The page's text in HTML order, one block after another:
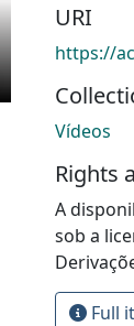
URI
https://
Vídeos
Rights
A
sob a
Full